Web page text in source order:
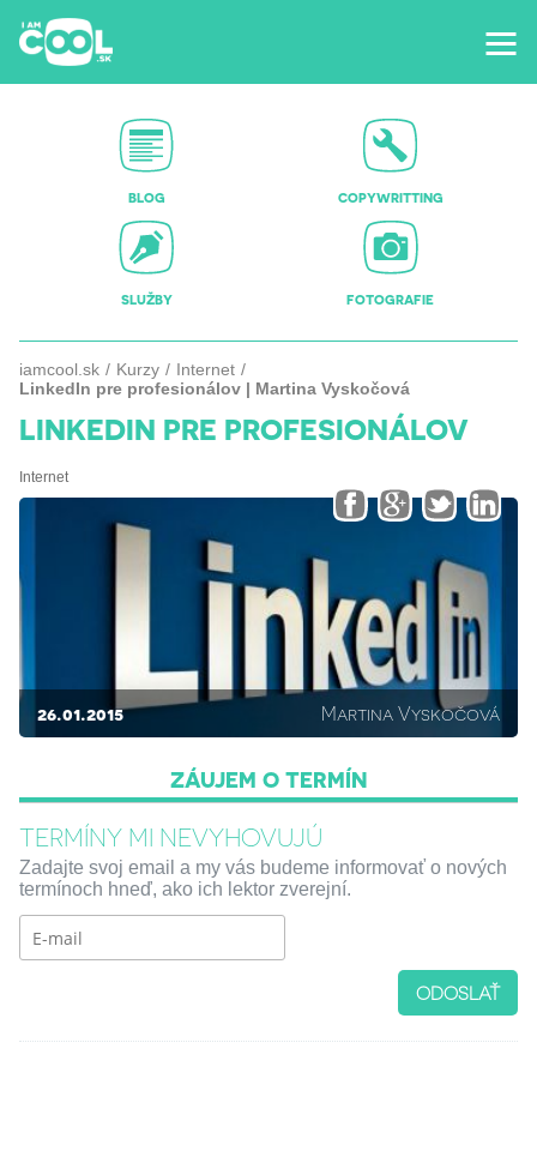
BLOG COPYWRITTING
SLUŽBY FOTOGRAFIE
iamcool.sk Kurzy
Internet
LinkedIn pre profesionálov | Martina Vyskočová
LINKEDIN PRE PROFESIONÁLOV
Internet
26.01.2015 Martina Vyskočová
ZÁUJEM O TERMÍN
TERMÍNY MI NEVYHOVUJÚ
Zadajte svoj email a my vás budeme informovať o nových
termínoch hneď, ako ich lektor zverejní.
ODOSLAŤ